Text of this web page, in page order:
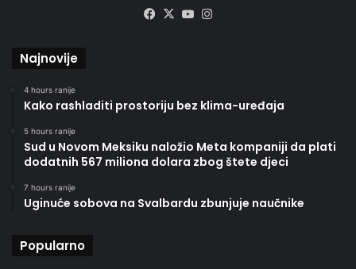
Facebook
X YouTube
Najnovije
4 hours ranije
Kako rashladiti prostoriju bez klima-uređaja
5 hours ranije
Sud u Novom Meksiku naložio Meta kompaniji da plati
dodatnih 567 miliona dolara zbog štete djeci
7 hours ranije
Uginuće sobova na Svalbardu zbunjuje naučnike
Popularno